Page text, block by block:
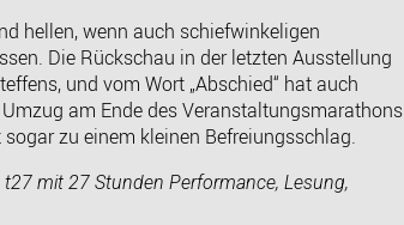
hellen, wenn auch schiefwinkeligen
Die Rückschau in der letzten Ausstellung
und vom Wort „Abschied“ hat auch
am Ende des Veranstaltungsmarathons
zu einem kleinen Befreiungsschlag.
mit 27 Stunden Performance, Lesung,